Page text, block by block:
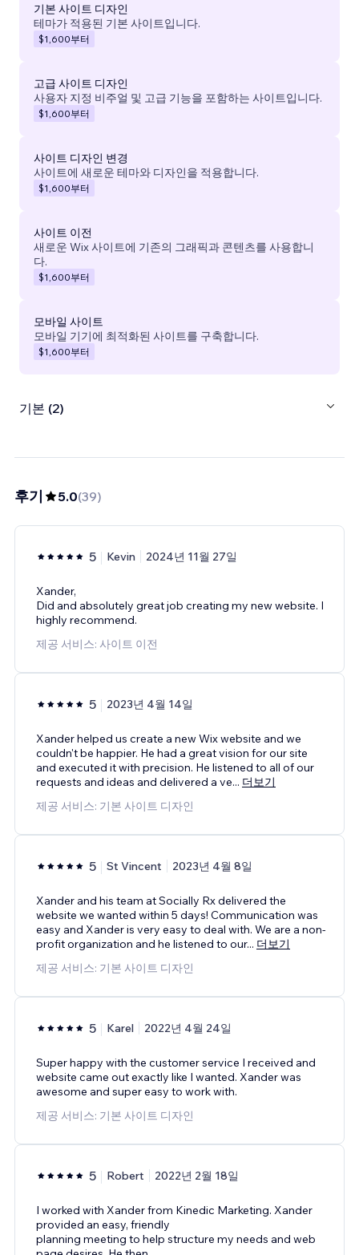
기본 사이트 디자인
테마가 적용된 기본 사이트입니다.
$1,600부터
고급 사이트 디자인
사용자 지정 비주얼 및 고급 기능을 포함하는 사이트입니다.
$1,600부터
사이트 디자인 변경
사이트에 새로운 테마와 디자인을 적용합니다.
$1,600부터
사이트 이전
새로운 Wix 사이트에 기존의 그래픽과 콘텐츠를 사용합니
다.
$1,600부터
모바일 사이트
모바일 기기에 최적화된 사이트를 구축합니다.
$1,600부터
기본 (2)
후기 5.0(39)
5 Kevin 2024년 11월 27일
Xander,
Did and absolutely great job creating my new website. I
highly recommend.
제공 서비스: 사이트 이전
5 2023년 4월 14일
Xander helped us create a new Wix website and we
couldn't be happier. He had a great vision for our site
and executed it with precision. He listened to all of our
requests and ideas and delivered a ve... 더보기
제공 서비스: 기본 사이트 디자인
5 St Vincent 2023년 4월 8일
Xander and his team at Socially Rx delivered the
website we wanted within 5 days! Communication was
easy and Xander is very easy to deal with. We are a non-
profit organization and he listened to our... 더보기
제공 서비스: 기본 사이트 디자인
5 Karel 2022년 4월 24일
Super happy with the customer service I received and
website came out exactly like I wanted. Xander was
awesome and super easy to work with.
제공 서비스: 기본 사이트 디자인
5 Robert 2022년 2월 18일
I worked with Xander from Kinedic Marketing. Xander
provided an easy, friendly
planning meeting to help structure my needs and web